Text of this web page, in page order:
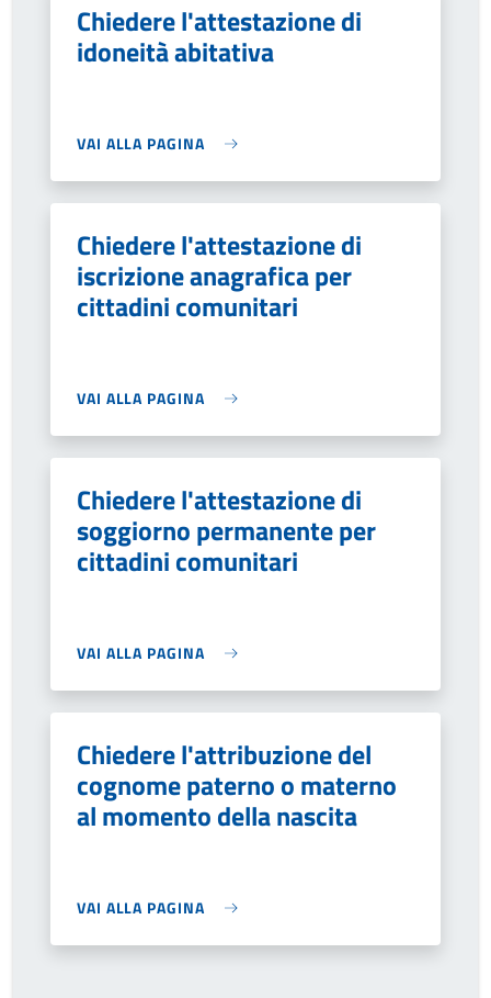
Chiedere l'attestazione di
idoneità abitativa
VAI ALLA PAGINA
Chiedere l'attestazione di
iscrizione anagrafica per
cittadini comunitari
VAI ALLA PAGINA
Chiedere l'attestazione di
soggiorno permanente per
cittadini comunitari
VAI ALLA PAGINA
Chiedere l'attribuzione del
cognome paterno o materno
al momento della nascita
VAI ALLA PAGINA